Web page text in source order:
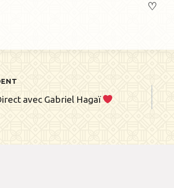
♡
avec Gabriel Hagaï